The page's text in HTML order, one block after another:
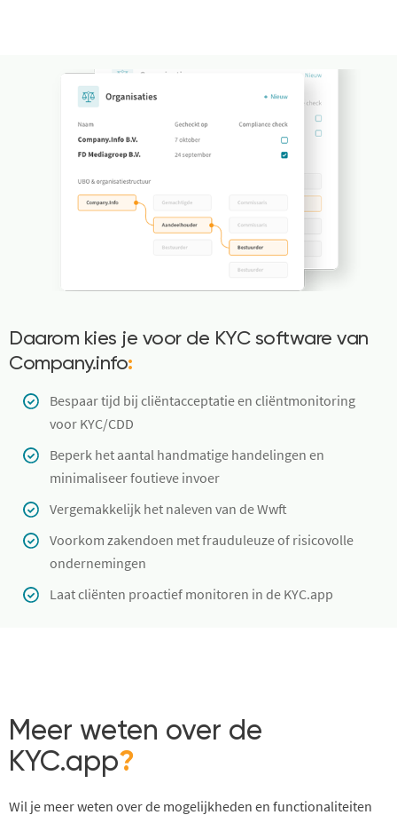
Daarom kies je voor de KYC software van
Company.info:
Bespaar tijd bij cliëntacceptatie en cliëntmonitoring
voor KYC/CDD
Beperk het aantal handmatige handelingen en
minimaliseer foutieve invoer
Vergemakkelijk het naleven van de Wwft
Voorkom zakendoen met frauduleuze of risicovolle
ondernemingen
Laat cliënten proactief monitoren in de KYC.app
Meer weten over de
KYC.app?
Wil je meer weten over de mogelijkheden en functionaliteiten